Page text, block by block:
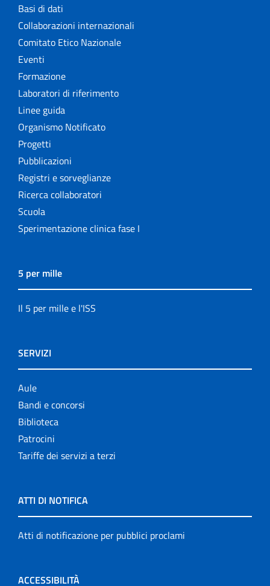
Basi di dati
Collaborazioni internazionali
Comitato Etico Nazionale
Eventi
Formazione
Laboratori di riferimento
Linee guida
Organismo Notificato
Progetti
Pubblicazioni
Registri e sorveglianze
Ricerca collaboratori
Scuola
Sperimentazione clinica fase I
5 per mille
Il 5 per mille e l'ISS
SERVIZI
Aule
Bandi e concorsi
Biblioteca
Patrocini
Tariffe dei servizi a terzi
ATTI DI NOTIFICA
Atti di notificazione per pubblici proclami
ACCESSIBILITÀ